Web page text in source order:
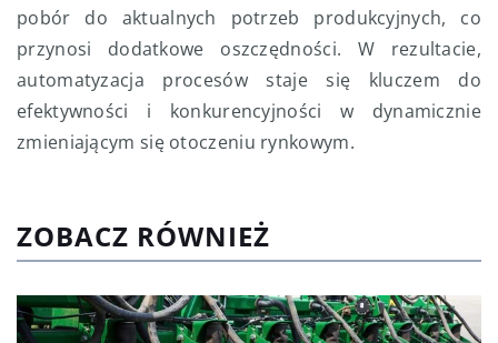
pobór do aktualnych potrzeb produkcyjnych, co
przynosi dodatkowe oszczędności. W rezultacie,
automatyzacja procesów staje się kluczem do
efektywności i konkurencyjności w dynamicznie
zmieniającym się otoczeniu rynkowym.
ZOBACZ RÓWNIEŻ